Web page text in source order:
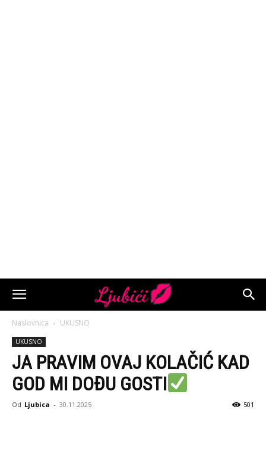
Naslovnica UKUSNO
UKUSNO
JA PRAVIM OVAJ KOLAČIĆ KAD
GOD MI DOĐU GOSTI
Od Ljubica - 30.11.2025 501